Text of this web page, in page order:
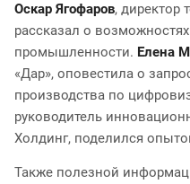
Оскар Ягофаров, директор
рассказал о
промышленности. Елена
«Дар», оповестила о
производства по
руководитель
Холдинг, поделился
Также полезной